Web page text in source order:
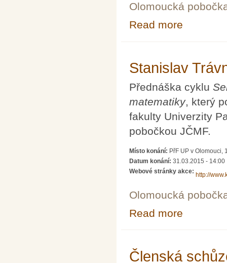
Olomoucká
Read more
Stanislav
Přednáška cyklu
matematiky, který
fakulty Univerzity
pobočkou JČMF.
Místo konání: PřF UP v Olomouci,
Datum konání: 31.03.2015 - 14:00
Webové stránky akce:
http://
Olomoucká
Read more
Členská